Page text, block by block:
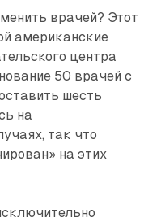
врачей? Этот
американские
центра
50 врачей с
шесть
на
так что
на этих